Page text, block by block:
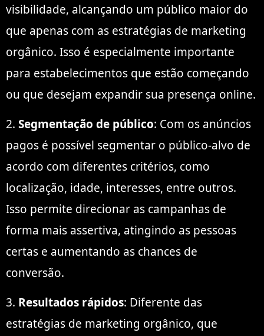
visibilidade, alcançando um público maior do
que apenas com as estratégias de marketing
orgânico. Isso é especialmente importante
para estabelecimentos que estão começando
ou que desejam expandir sua presença online.
2. Segmentação de público: Com os anúncios
pagos é possível segmentar o público-alvo de
acordo com diferentes critérios, como
localização, idade, interesses, entre outros.
Isso permite direcionar as campanhas de
forma mais assertiva, atingindo as pessoas
certas e aumentando as chances de
conversão.
3. Resultados rápidos: Diferente das
estratégias de marketing orgânico, que